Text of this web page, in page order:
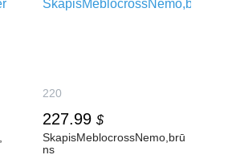
220
227.99 $
SkapisMeblocrossNemo,brū
ns